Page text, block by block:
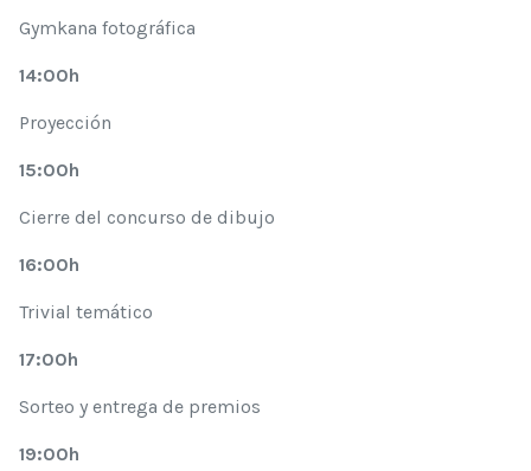
Gymkana fotográfica
14:00h
Proyección
15:00h
Cierre del concurso de dibujo
16:00h
Trivial temático
17:00h
Sorteo y entrega de premios
19:00h